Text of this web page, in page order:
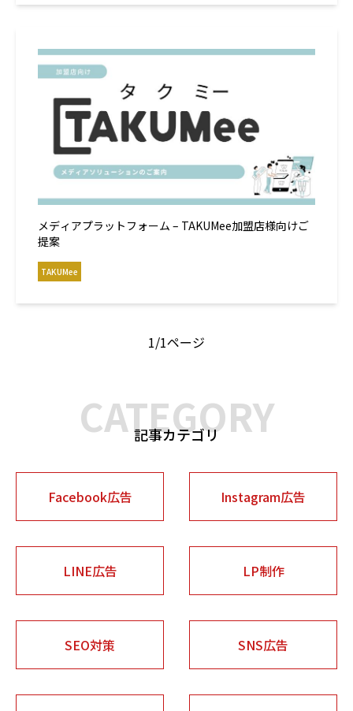
メディアプラットフォーム – TAKUMee加盟店様向けご
提案
TAKUMee
1/1ページ
CATEGORY
記事カテゴリ
Facebook広告 Instagram広告
LINE広告 LP制作
SEO対策 SNS広告